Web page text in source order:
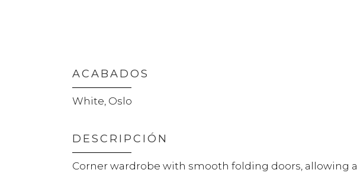
ACABADOS
White, Oslo
DESCRIPCIÓN
Corner wardrobe with smooth folding doors, allowing a